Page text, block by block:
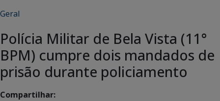
Geral
Polícia Militar de Bela Vista (11°
BPM) cumpre dois mandados de
prisão durante policiamento
Compartilhar: